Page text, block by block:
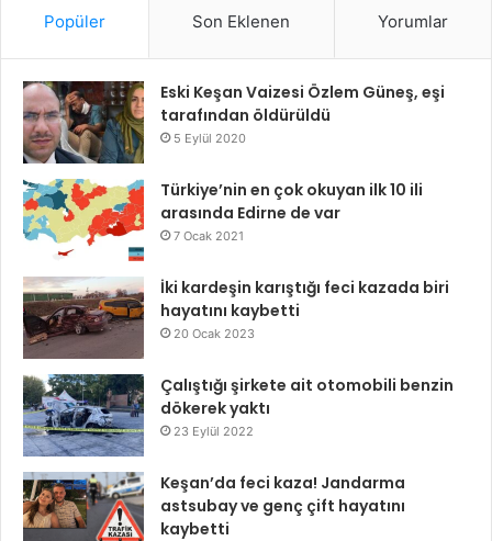
Popüler Son Eklenen Yorumlar
Eski Keşan Vaizesi Özlem Güneş, eşi
tarafından öldürüldü
5 Eylül 2020
Türkiye’nin en çok okuyan ilk 10 ili
arasında Edirne de var
7 Ocak 2021
İki kardeşin karıştığı feci kazada biri
hayatını kaybetti
20 Ocak 2023
Çalıştığı şirkete ait otomobili benzin
dökerek yaktı
23 Eylül 2022
Keşan’da feci kaza! Jandarma
astsubay ve genç çift hayatını
kaybetti